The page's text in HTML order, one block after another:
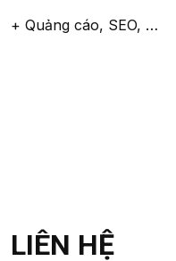
+ Quảng cáo, SEO, …
LIÊN HỆ